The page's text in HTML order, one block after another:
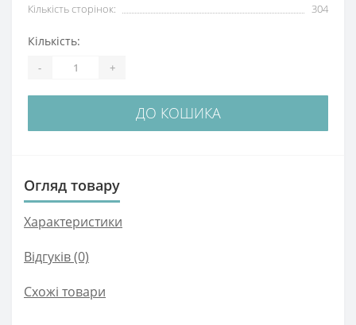
Кількість сторінок:
304
Кількість:
- +
ДО КОШИКА
Огляд товару
Характеристики
Відгуків (0)
Схожі товари